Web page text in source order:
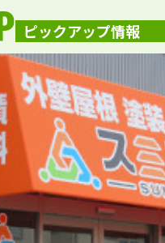
ピックアップ情報